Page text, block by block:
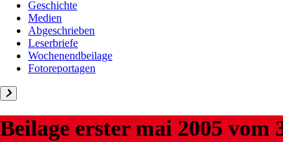
Geschichte
Medien
Abgeschrieben
Leserbriefe
Wochenendbeilage
Fotoreportagen
Beilage erster mai 2005 vom